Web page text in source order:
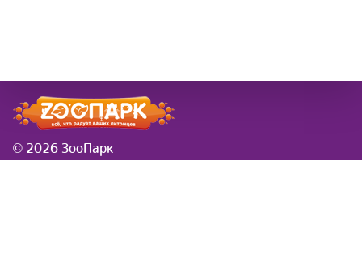
© 2026 ЗооПарк